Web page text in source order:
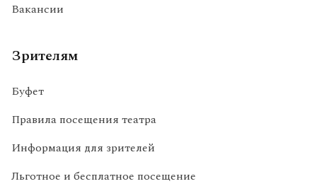
Вакансии
Зрителям
Буфет
Правила посещения театра
Информация для зрителей
Льготное и бесплатное посещение